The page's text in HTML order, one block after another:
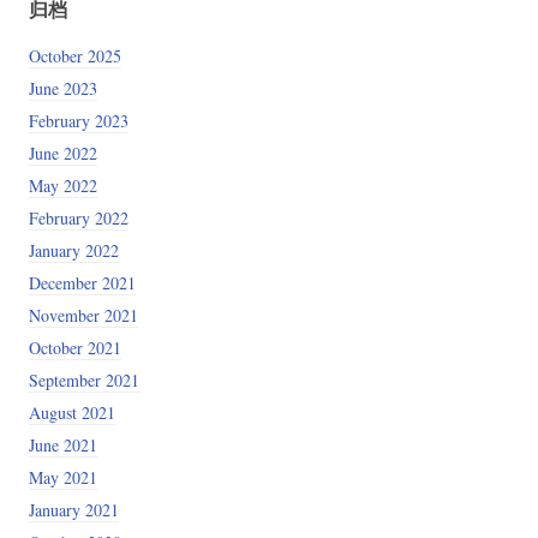
归档
October 2025
June 2023
February 2023
June 2022
May 2022
February 2022
January 2022
December 2021
November 2021
October 2021
September 2021
August 2021
June 2021
May 2021
January 2021